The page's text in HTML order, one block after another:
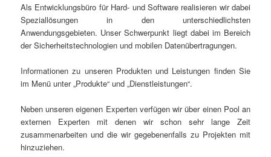
Als Entwicklungsbüro für Hard- und Software realisieren wir dabei
Speziallösungen in den unterschiedlichsten
Anwendungsgebieten. Unser Schwerpunkt liegt dabei im Bereich
der Sicherheitstechnologien und mobilen Datenübertragungen.
Informationen zu unseren Produkten und Leistungen finden Sie
im Menü unter „Produkte“ und „Dienstleistungen“.
Neben unseren eigenen Experten verfügen wir über einen Pool an
externen Experten mit denen wir schon sehr lange Zeit
zusammenarbeiten und die wir gegebenenfalls zu Projekten mit
hinzuziehen.